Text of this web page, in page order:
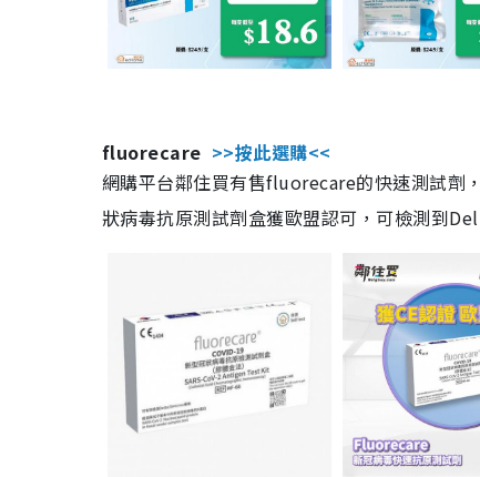
fluorecare >>按此選購<<
網購平台鄰住買有售fluorecare的快速測試劑
狀病毒抗原測試劑盒獲歐盟認可，可檢測到